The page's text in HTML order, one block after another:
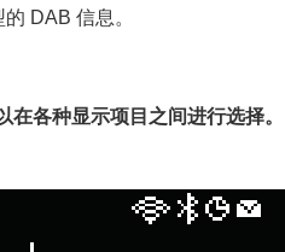
DAB 信息。
在各种显示项目之间进行选择。